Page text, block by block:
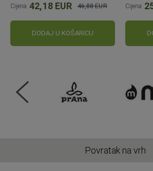
Cijena 42,18 EUR
cijena
46,88 EUR
DODAJ U KOŠARICU
Cijena
Povratak na vrh